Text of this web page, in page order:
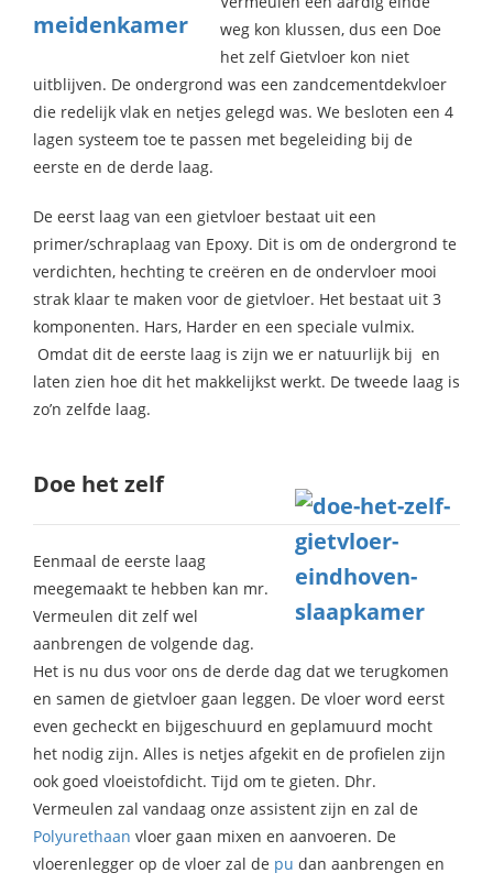
weg kon klussen, dus een Doe
het zelf Gietvloer kon niet
uitblijven. De ondergrond was een zandcementdekvloer
die redelijk vlak en netjes gelegd was. We besloten een 4
lagen systeem toe te passen met begeleiding bij de
eerste en de derde laag.
De eerst laag van een gietvloer bestaat uit een
primer/schraplaag van Epoxy. Dit is om de ondergrond te
verdichten, hechting te creëren en de ondervloer mooi
strak klaar te maken voor de gietvloer. Het bestaat uit 3
komponenten. Hars, Harder en een speciale vulmix.
Omdat dit de eerste laag is zijn we er natuurlijk bij en
laten zien hoe dit het makkelijkst werkt. De tweede laag is
zo’n zelfde laag.
Doe het zelf
Eenmaal de eerste laag
meegemaakt te hebben kan mr.
Vermeulen dit zelf wel
aanbrengen de volgende dag.
Het is nu dus voor ons de derde dag dat we terugkomen
en samen de gietvloer gaan leggen. De vloer word eerst
even gecheckt en bijgeschuurd en geplamuurd mocht
het nodig zijn. Alles is netjes afgekit en de profielen zijn
ook goed vloeistofdicht. Tijd om te gieten. Dhr.
Vermeulen zal vandaag onze assistent zijn en zal de
Polyurethaan vloer gaan mixen en aanvoeren. De
vloerenlegger op de vloer zal de pu dan aanbrengen en